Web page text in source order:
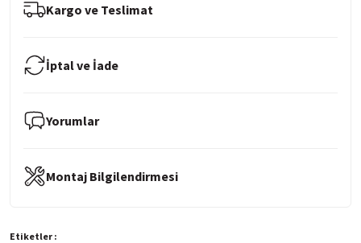
Kargo ve Teslimat
İptal ve İade
Yorumlar
Montaj Bilgilendirmesi
Etiketler :